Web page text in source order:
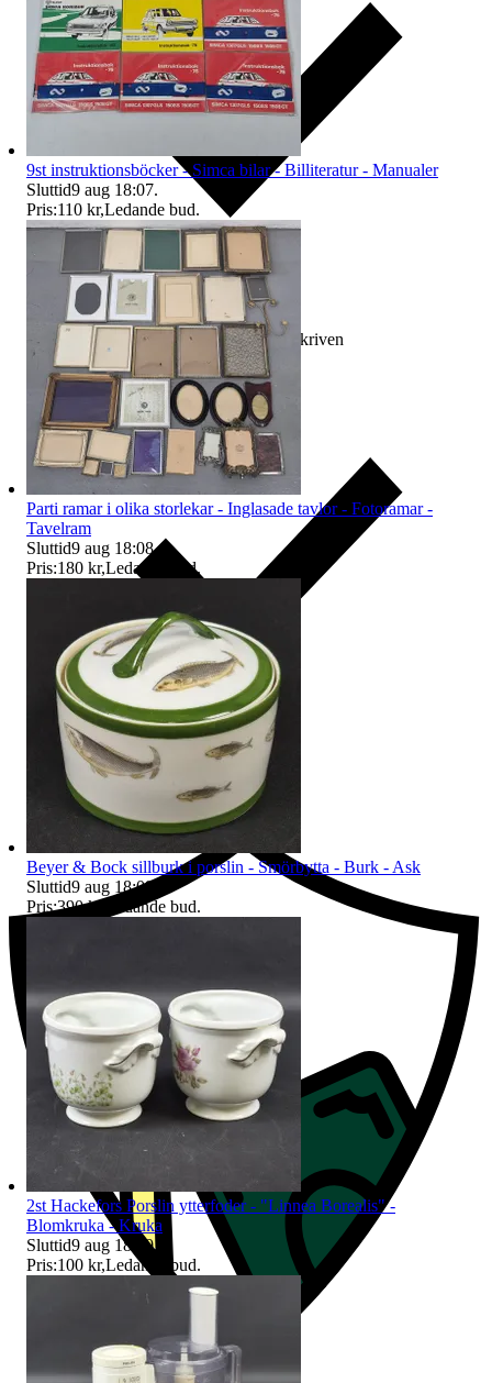
Ersättning om varan inte är som beskriven
Ersättning om du inte får din vara
9st instruktionsböcker - Simca bilar - Billiteratur - Manualer
Sluttid9 aug 18:07.
Pris:110 kr,Ledande bud.
Parti ramar i olika storlekar - Inglasade tavlor - Fotoramar -
Tavelram
Sluttid9 aug 18:08.
Pris:180 kr,Ledande bud.
Beyer & Bock sillburk i porslin - Smörbytta - Burk - Ask
Sluttid9 aug 18:09
Pris:390 kr Ledande bud.
2st Hackefors Porslin ytterfoder - "Linnea Borealis" -
Blomkruka - Kruka
Sluttid9 aug 18:10.
Pris:100 kr,Ledande bud.